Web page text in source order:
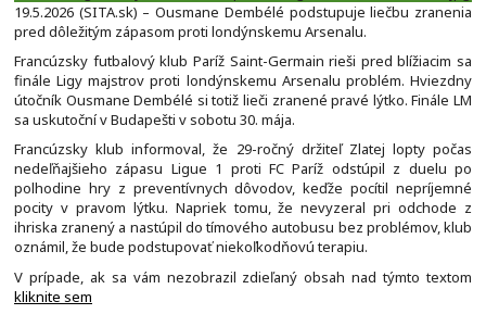
19.5.2026 (SITA.sk) – Ousmane Dembélé podstupuje liečbu zranenia
pred dôležitým zápasom proti londýnskemu Arsenalu.
Francúzsky futbalový klub Paríž Saint-Germain rieši pred blížiacim sa
finále Ligy majstrov proti londýnskemu Arsenalu problém. Hviezdny
útočník Ousmane Dembélé si totiž lieči zranené pravé lýtko. Finále LM
sa uskutoční v Budapešti v sobotu 30. mája.
Francúzsky klub informoval, že 29-ročný držiteľ Zlatej lopty počas
nedeľňajšieho zápasu Ligue 1 proti FC Paríž odstúpil z duelu po
polhodine hry z preventívnych dôvodov, keďže pocítil nepríjemné
pocity v pravom lýtku. Napriek tomu, že nevyzeral pri odchode z
ihriska zranený a nastúpil do tímového autobusu bez problémov, klub
oznámil, že bude podstupovať niekoľkodňovú terapiu.
V prípade, ak sa vám nezobrazil zdieľaný obsah nad týmto textom
kliknite sem